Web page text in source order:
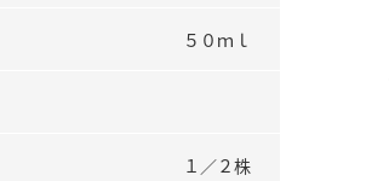
５０ｍｌ
１／２株